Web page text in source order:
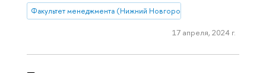
Факультет менеджмента (Нижний Новгород)
17 апреля, 2024 г.